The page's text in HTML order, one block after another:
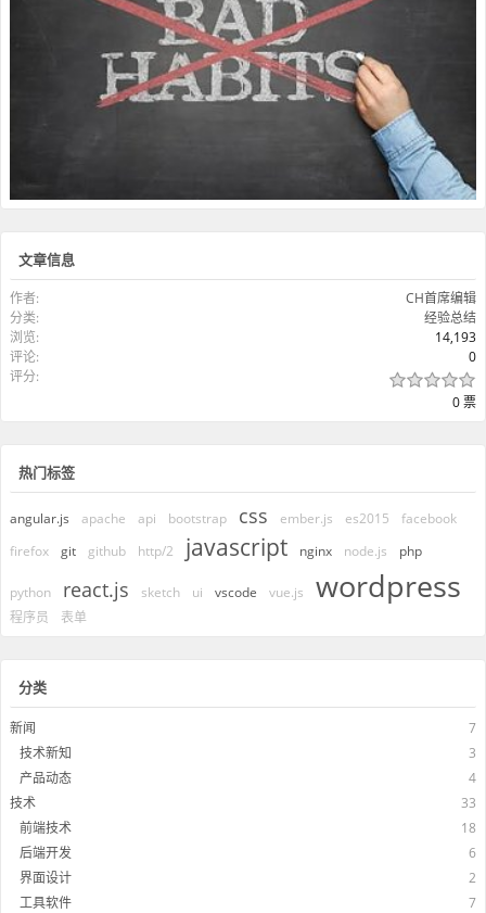
文章信息
作者:
CH首席编辑
分类:
经验总结
浏览:
14,193
评论:
0
评分:
0 票
热门标签
angular.js apache api bootstrap css ember.js es2015
facebook
firefox
git github http/2 javascript nginx node.js php
python react.js sketch ui vscode vue.js wordpress
程序员 表单
分类
新闻
7
技术新知
3
产品动态
4
技术
33
前端技术
18
后端开发
6
界面设计
2
工具软件
7